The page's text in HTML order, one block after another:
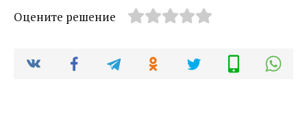
Оцените решение